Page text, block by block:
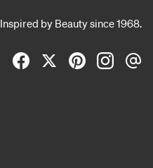
Inspired by Beauty since 1968.